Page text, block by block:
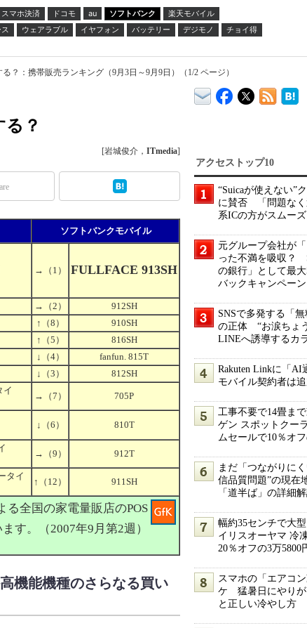
スマホ決済 ドコモ au ソフトバンク
楽天モバイル
ウェアラブル イヤフォン バッテリー デジモノ
チョイ得
？：携帯販売ランキング（9月3日～9月9日）（1/2 ページ）
？
[岩城俊介， ITmedia]
ソフトバンクモバイル
→ （1） FULLFACE 913SH
→ （2）
912SH
↑ （8）
910SH
↑ （5）
816SH
↓ （4）
fanfun. 815T
↓ （3） 812SH
イ
→ （7） 705P
↓ （6） 810T
→ （9） 912T
タイ
↑ （12） 911SH
る全国の家電量販店のPOS
す。（2007年9月第2週）
機能機種のさらなる買い
アクセストップ10
“Suicaが使えない”
に賛否 「問題なく
系ICの方がスムーズ
元グループ会社が
った不満を吸収？
の銀行」として最
バックキャンペー
SNSで多発する「
の正体 “お涙ちょ
LINEへ誘導するカ
Rakuten Linkに「AI
モバイル契約者は
工事不要で14畳ま
ゲン スポットクー
ムセールで10％オ
まだ「つながりに
信品質問題”の現
「道半ば」の詳細
幅約35センチで大
イリスオーヤマ 冷
20％オフの3万5800
スマホの「エアコ
ケ 猛暑日にやりが
と正しい冷やし方